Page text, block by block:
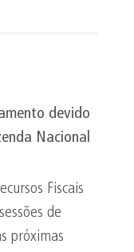
devido
Nacional
Fiscais
de
próximas